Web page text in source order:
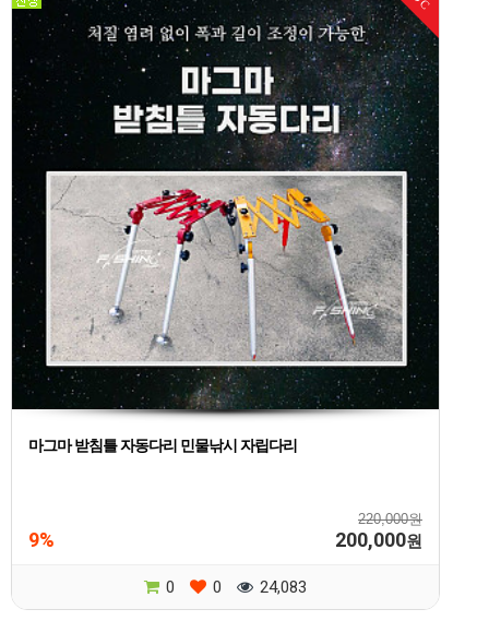
마그마 받침틀 자동다리 민물낚시 자립다리
220,000원
9% 200,000원
0 0 24,083